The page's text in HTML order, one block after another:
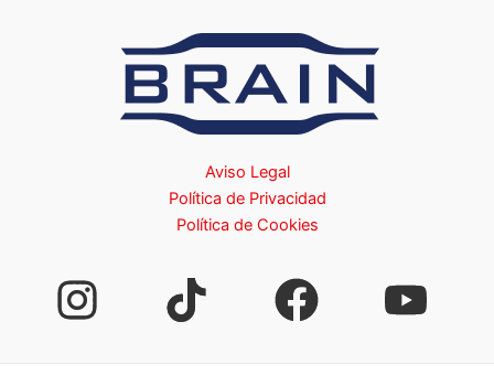
Aviso Legal
Política de Privacidad
Política de Cookies